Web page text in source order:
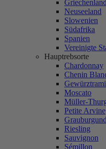
Griechenland
Neuseeland
Slowenien
Südafrika
Spanien
Vereinigte
Hauptrebsorte
Chardonnay
Chenin
Moscato
Müller-
Petite Arvine
Riesling
Sauvignon
Sémillon